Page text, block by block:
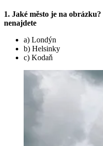
1. Jaké město je na
nenajdete
a) Londýn
b) Helsinky
c) Kodaň